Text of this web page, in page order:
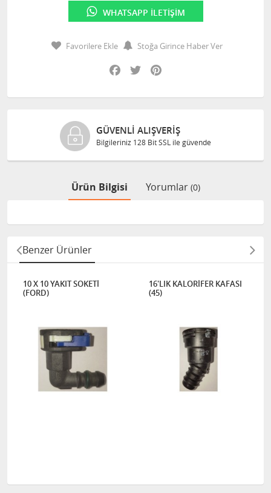
WHATSAPP İLETIŞIM
Favorilere Ekle
Stoğa Girince Haber Ver
Facebook
Twitter
GÜVENLI ALIŞVERIŞ
Bilgileriniz 128 Bit SSL ile güvende
Ürün Bilgisi Yorumlar (0)
Benzer Ürünler
10 X 10 YAKIT SOKETİ
(FORD)
16'LIK KALORİFER KAFASI
(45)